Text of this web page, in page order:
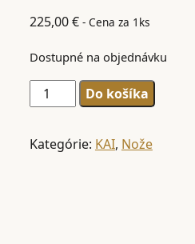
225,00€ - Cena za 1ks
Dostupné na objednávku
množstvo
Kuchynský
nôž
Do košíka
Kategórie: KAI, Nože